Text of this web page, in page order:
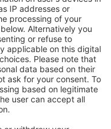
enkelt planera